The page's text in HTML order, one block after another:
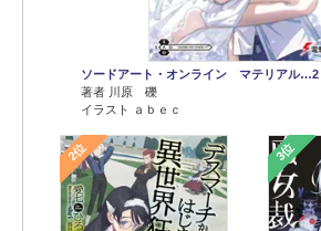
ソードアート・オンライン マテリアル…2
著者 川原 礫
イラスト ａｂｅｃ
2位 3位